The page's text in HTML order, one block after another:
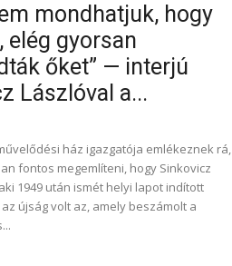
mondhatjuk, hogy
elég gyorsan
őket” — interjú
Lászlóval a...
ház igazgatója emlékeznek rá,
fontos megemlíteni, hogy Sinkovicz
1949 után ismét helyi lapot indított
újság volt az, amely beszámolt a